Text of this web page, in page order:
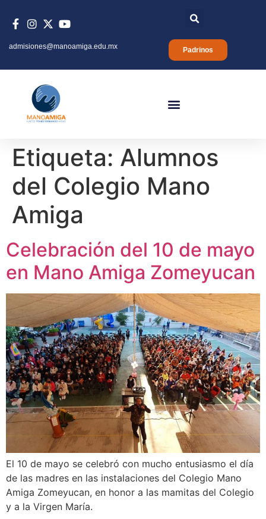
Padrinos
admisiones@manoamiga.edu.mx
Etiqueta: Alumnos
del Colegio Mano
Amiga
Celebración del 10 de mayo
en Mano Amiga Zomeyucan
El 10 de mayo se celebró con mucho entusiasmo el día
de las madres en las instalaciones del Colegio Mano
Amiga Zomeyucan, en honor a las mamitas del Colegio
y a la Virgen María.